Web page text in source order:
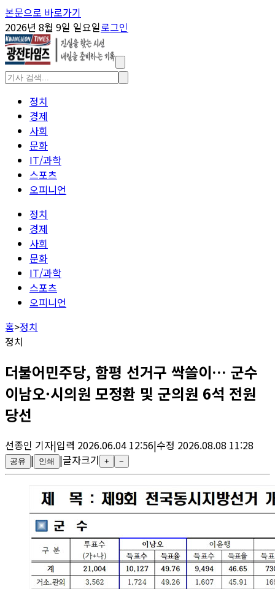
본문으로 바로가기
2026년 8월 9일 일요일로그인
정치
경제
사회
문화
IT/과학
스포츠
오피니언
정치
경제
사회
문화
IT/과학
스포츠
오피니언
홈>정치
정치
더불어민주당, 함평 선거구 싹쓸이… 군수
이남오·시의원 모정환 및 군의원 6석 전원
당선
선종인 기자|입력 2026.06.04 12:56|수정 2026.08.08 11:28
공유 | 인쇄 |글자크기 + −